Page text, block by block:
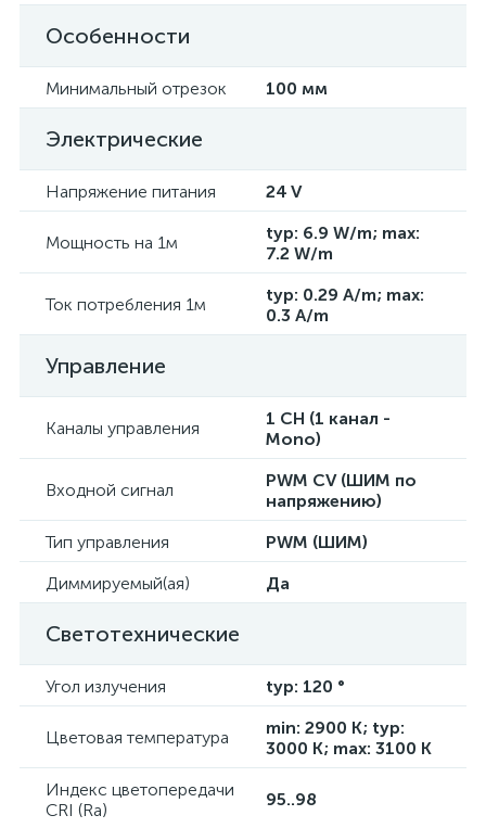
Особенности
Минимальный отрезок 100 мм
Электрические
Напряжение питания 24 V
Мощность на 1м
typ: 6.9 W/m; max:
7.2 W/m
Ток потребления 1м
typ: 0.29 A/m; max:
0.3 A/m
Управление
Каналы управления
1 CH (1 канал -
Mono)
Входной сигнал
PWM СV (ШИМ по
напряжению)
Тип управления
PWM (ШИМ)
Диммируемый(ая)
Да
Светотехнические
Угол излучения typ: 120 °
Цветовая температура
min: 2900 K; typ:
3000 K; max: 3100 K
Индекс цветопередачи
CRI (Ra)
95..98